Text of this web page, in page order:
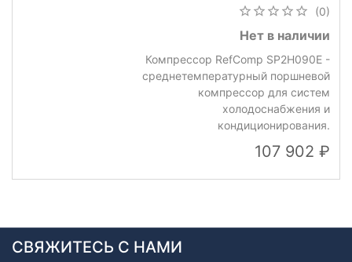
(0)
Нет в наличии
Компрессор RefComp SP2H090E -
среднетемпературный поршневой
компрессор для систем
холодоснабжения и
кондиционирования.
107 902
СВЯЖИТЕСЬ С НАМИ